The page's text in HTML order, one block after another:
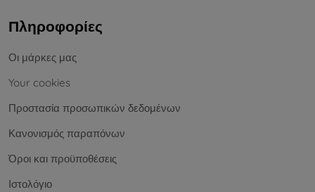
Πληροφορίες
Οι μάρκες μας
Your cookies
Προστασία προσωπικών δεδομένων
Κανονισμός παραπόνων
Όροι και προϋποθέσεις
Ιστολόγιο